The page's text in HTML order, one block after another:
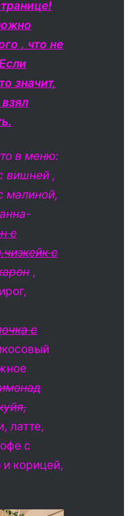
, что не
значит,
в меню:
вишней ,
малиной,
с
чизкейк с
,
с
латте,
с
корицей,